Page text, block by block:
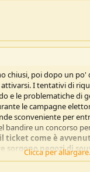
chiusi, poi dopo un
I tentativi di
e le problematiche di
le campagne
sconveniente per
bandire un concorso
ticket come è
sorgono negozi di
divenisse un oasi a
Clicca per